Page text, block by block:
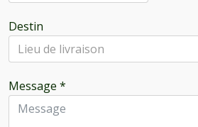
Destin
Message *